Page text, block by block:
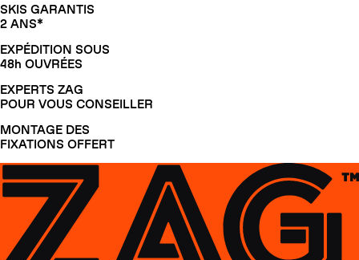
SKIS GARANTIS
2 ANS*
EXPÉDITION SOUS
48h OUVRÉES
EXPERTS ZAG
POUR VOUS CONSEILLER
MONTAGE DES
FIXATIONS OFFERT